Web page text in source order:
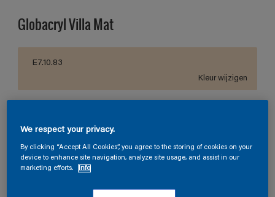
Globacryl Villa Mat
E7.10.83
Kleur wijzigen
5 L
Aantal
Bereken
We respect your privacy.
By clicking “Accept All Cookies”, you agree to the storing of cookies on your
device to enhance site navigation, analyze site usage, and assist in our
marketing efforts.
Info